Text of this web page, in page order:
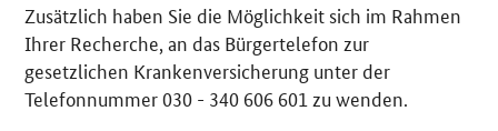
Zusätzlich haben Sie die Möglichkeit sich im Rahmen
Ihrer Recherche, an das Bürgertelefon zur
gesetzlichen Krankenversicherung unter der
Telefonnummer 030 - 340 606 601 zu wenden.